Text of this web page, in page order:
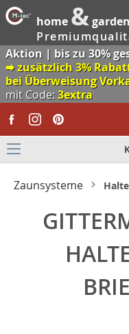
home &garden
Aktion | bis zu 30%
🠮 zusätzlich 3%
bei Überweisung
mit Code:3extra
Zaunsysteme